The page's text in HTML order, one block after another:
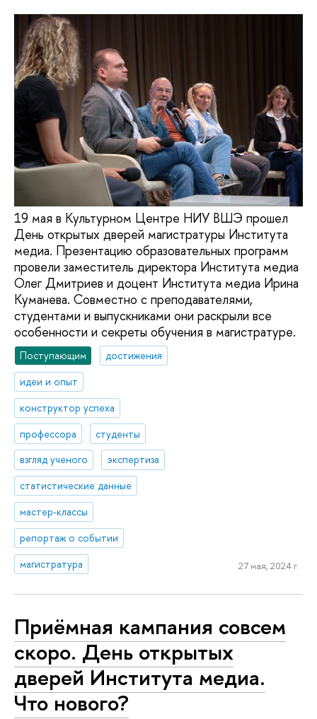
19 мая в Культурном Центре НИУ ВШЭ прошел
День открытых дверей магистратуры Института
медиа. Презентацию образовательных программ
провели заместитель директора Института медиа
Олег Дмитриев и доцент Института медиа Ирина
Куманева. Совместно с преподавателями,
студентами и выпускниками они раскрыли все
особенности и секреты обучения в магистратуре.
Поступающим
достижения
идеи и опыт
конструктор успеха
профессора
студенты
взгляд ученого
экспертиза
статистические данные
мастер-классы
репортаж о событии
магистратура
27 мая, 2024 г.
Приёмная кампания совсем
скоро. День открытых
дверей Института медиа.
Что нового?